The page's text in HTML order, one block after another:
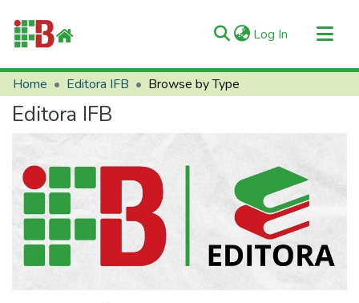
Log In (current)
Communities & Collections
All of RIIFB
Manuals and Terms
Help
Contacts
Home Editora IFB Browse by Type
Editora IFB